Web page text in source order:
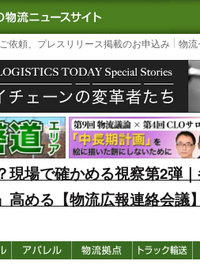
TODAY｜国内最大の物流ニュー
依頼、プレスリリース掲載のお申込み 物流
現場で確かめる視察第2弾
高める【物流広報連絡会議